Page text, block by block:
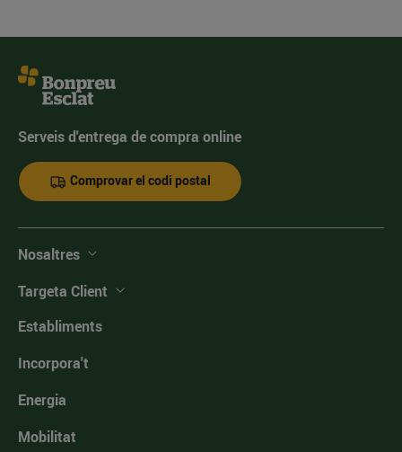
Serveis d'entrega de compra online
Comprovar el codi postal
Nosaltres
Targeta Client
Establiments
Incorpora't
Energia
Mobilitat